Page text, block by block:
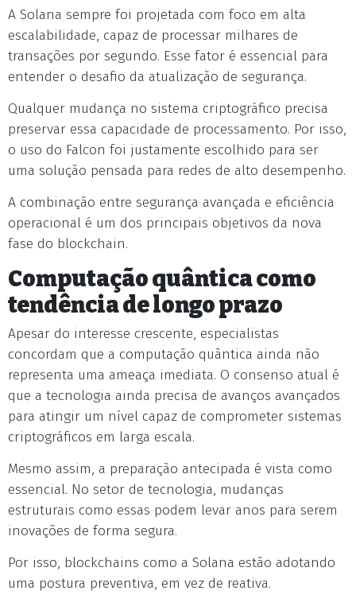
A Solana sempre foi projetada com foco em alta
escalabilidade, capaz de processar milhares de
transações por segundo. Esse fator é essencial para
entender o desafio da atualização de segurança.
Qualquer mudança no sistema criptográfico precisa
preservar essa capacidade de processamento. Por isso,
o uso do Falcon foi justamente escolhido para ser
uma solução pensada para redes de alto desempenho.
A combinação entre segurança avançada e eficiência
operacional é um dos principais objetivos da nova
fase do blockchain.
Computação quântica como
tendência de longo prazo
Apesar do interesse crescente, especialistas
concordam que a computação quântica ainda não
representa uma ameaça imediata. O consenso atual é
que a tecnologia ainda precisa de avanços avançados
para atingir um nível capaz de comprometer sistemas
criptográficos em larga escala.
Mesmo assim, a preparação antecipada é vista como
essencial. No setor de tecnologia, mudanças
estruturais como essas podem levar anos para serem
inovações de forma segura.
Por isso, blockchains como a Solana estão adotando
uma postura preventiva, em vez de reativa.